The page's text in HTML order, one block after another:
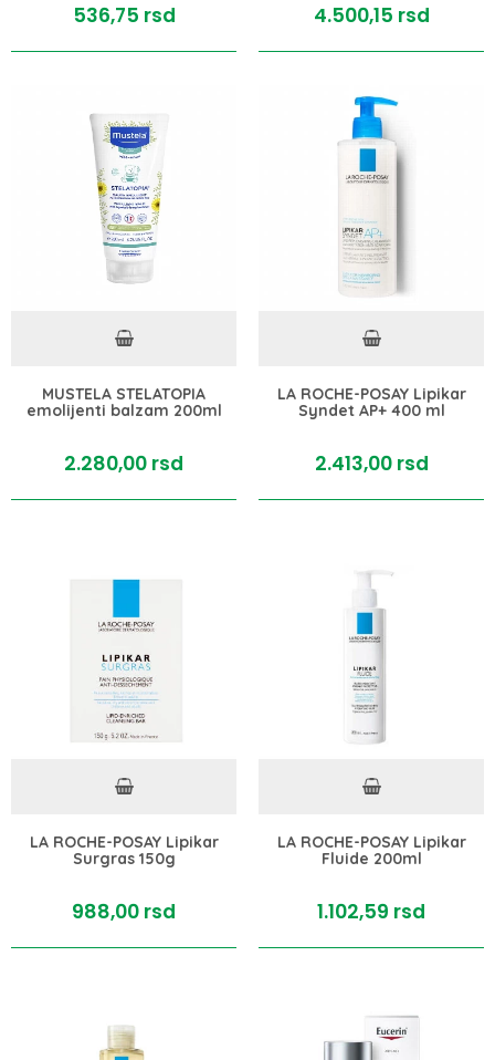
536,75 rsd 4.500,15 rsd
MUSTELA STELATOPIA
emolijenti balzam 200ml
2.280,00 rsd
LA ROCHE-POSAY Lipikar
Syndet AP+ 400 ml
2.413,00 rsd
LA ROCHE-POSAY Lipikar
Surgras 150g
988,00 rsd
LA ROCHE-POSAY Lipikar
Fluide 200ml
1.102,59 rsd